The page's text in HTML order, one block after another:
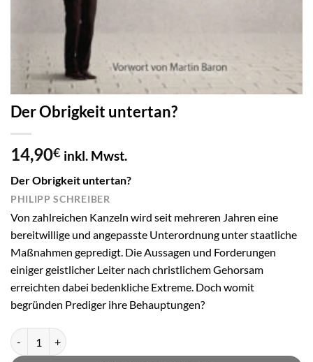
Der Obrigkeit untertan?
14,90€ inkl. Mwst.
Der Obrigkeit untertan?
PHILIPP SCHREIBER
Von zahlreichen Kanzeln wird seit mehreren Jahren eine
bereitwillige und angepasste Unterordnung unter staatliche
Maßnahmen gepredigt. Die Aussagen und Forderungen
einiger geistlicher Leiter nach christlichem Gehorsam
erreichten dabei bedenkliche Extreme. Doch womit
begründen Prediger ihre Behauptungen?
Der Obrigkeit untertan? Menge